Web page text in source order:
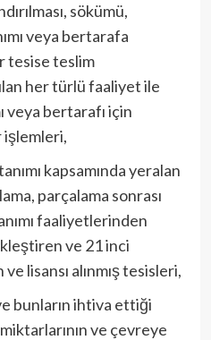
sökümü,
veya bertarafa
tesise teslim
her türlü faaliyet ile
veya bertarafı için
kapsamında yeralan
parçalama sonrası
faaliyetlerinden
ve 21 inci
lisansı alınmış tesisleri,
bunların ihtiva ettiği
ve çevreye